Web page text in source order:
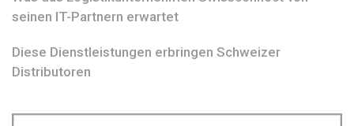
seinen IT-Partnern erwartet
Diese Dienstleistungen erbringen Schweizer
Distributoren